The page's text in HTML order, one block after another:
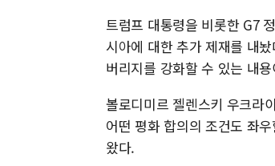
트럼프 대통령을 비롯한 G7
시아에 대한 추가 제재를 내
버리지를 강화할 수 있는 내
볼로디미르 젤렌스키 우크라
어떤 평화 합의의 조건도 좌
왔다.